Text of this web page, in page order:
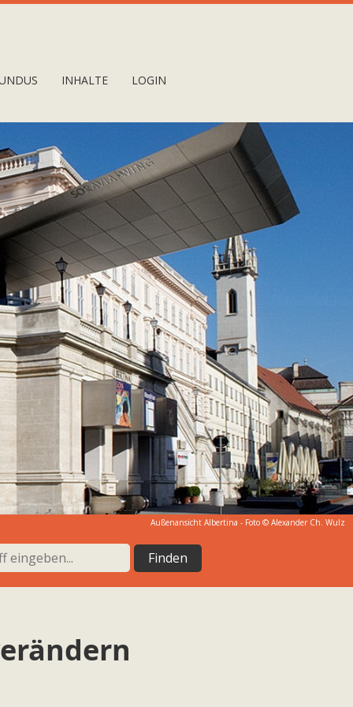
INHALTE LOGIN
Außenansicht Albertina - Foto © Alexander Ch. Wulz